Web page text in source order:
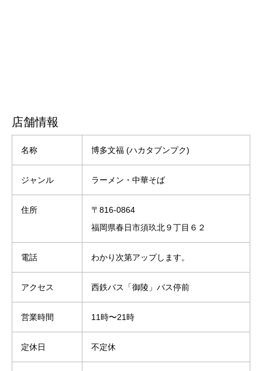
店舗情報
名称 博多文福 (ハカタブンプク)
ジャンル ラーメン・中華そば
住所
〒816-0864
福岡県春日市須玖北９丁目６２
電話 わかり次第アップします。
アクセス 西鉄バス「御陵」バス停前
営業時間 11時〜21時
定休日 不定休